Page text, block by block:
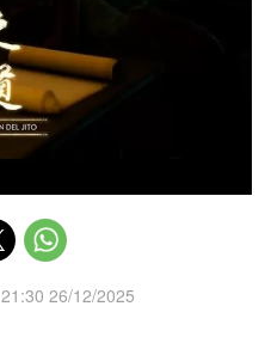
21:30 26/12/2025